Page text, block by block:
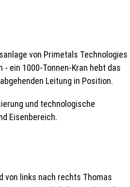
und technologische
Eisenbereich.